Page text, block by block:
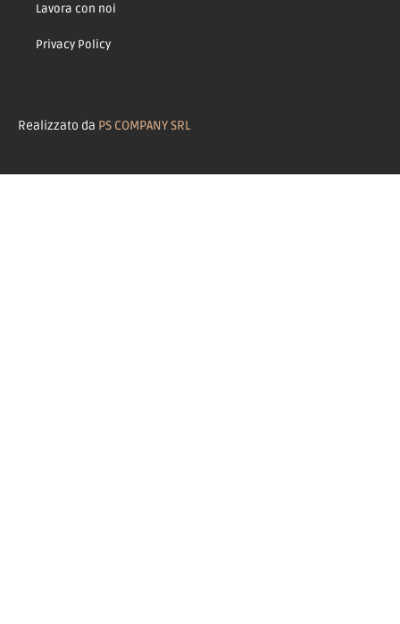
Lavora con noi
Privacy Policy
Realizzato da PS COMPANY SRL